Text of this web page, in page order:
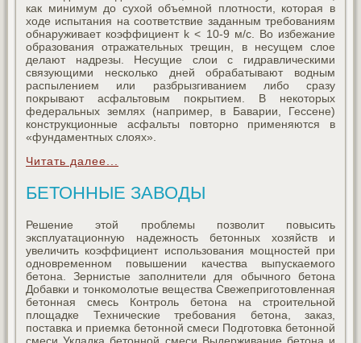
как минимум до сухой объемной плотности, которая в
ходе испытания на соответствие заданным требованиям
обнаруживает коэффициент k < 10-9 м/с. Во избежание
образования отражательных трещин, в несущем слое
делают надрезы. Несущие слои с гидравлическими
связующими несколько дней обрабатывают водным
распылением или разбрызгиванием либо сразу
покрывают асфальтовым покрытием. В некоторых
федеральных землях (например, в Баварии, Гессене)
конструкционные асфальты повторно применяются в
«фундаментных слоях».
Читать далее...
БЕТОННЫЕ ЗАВОДЫ
Решение этой проблемы позволит повысить
эксплуатационную надежность бетонных хозяйств и
увеличить коэффициент использования мощностей при
одновременном повышении качества выпускаемого
бетона. Зернистые заполнители для обычного бетона
Добавки и тонкомолотые вещества Свежеприготовленная
бетонная смесь Контроль бетона на строительной
площадке Технические требования бетона, заказ,
поставка и приемка бетонной смеси Подготовка бетонной